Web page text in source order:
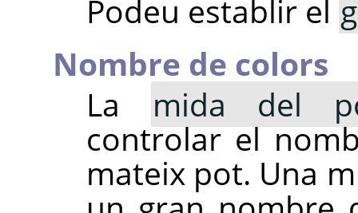
Podeu establir el
Nombre de colors
La mida del
controlar el
mateix pot. Una